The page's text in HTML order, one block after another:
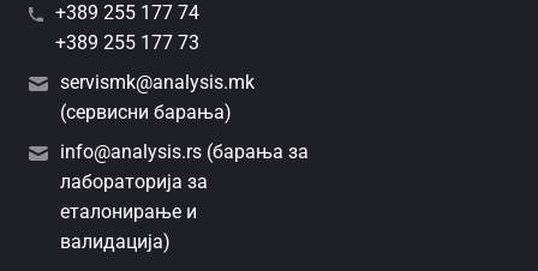
+389 255 177 74
+389 255 177 73
servismk@analysis.mk
(сервисни барања)
info@analysis.rs (барања за
лабораторија за
еталонирање и
валидација)